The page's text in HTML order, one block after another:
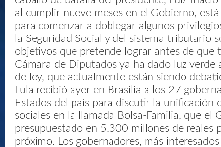
al cumplir nueve meses en el Gobierno,
para comenzar a doblegar algunos
la Seguridad Social y del sistema tributario
objetivos que pretende lograr antes de que
Cámara de Diputados ya ha dado luz verde
de ley, que actualmente están siendo
Lula recibió ayer en Brasilia a los 27
Estados del país para discutir la unificación
sociales en la llamada Bolsa-Familia, que el
presupuestado en 5.300 millones de reales
próximo. Los gobernadores, más